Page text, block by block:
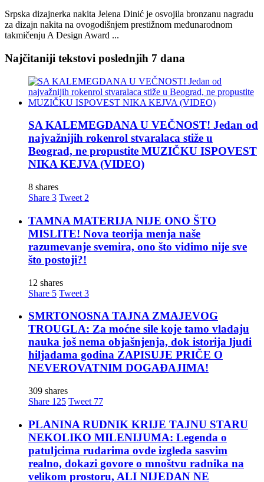
Srpska dizajnerka nakita Jelena Dinić je osvojila bronzanu nagradu
za dizajn nakita na ovogodišnjem prestižnom međunarodnom
takmičenju A Design Award ...
Najčitaniji tekstovi poslednjih 7 dana
SA KALEMEGDANA U VEČNOST! Jedan od
najvažnijih rokenrol stvaralaca stiže u
Beograd, ne propustite MUZIČKU ISPOVEST
NIKA KEJVA (VIDEO)
8 shares
Share 3 Tweet 2
TAMNA MATERIJA NIJE ONO ŠTO
MISLITE! Nova teorija menja naše
razumevanje svemira, ono što vidimo nije sve
što postoji?!
12 shares
Share 5 Tweet 3
SMRTONOSNA TAJNA ZMAJEVOG
TROUGLA: Za moćne sile koje tamo vladaju
nauka još nema objašnjenja, dok istorija ljudi
hiljadama godina ZAPISUJE PRIČE O
NEVEROVATNIM DOGAĐAJIMA!
309 shares
Share 125 Tweet 77
PLANINA RUDNIK KRIJE TAJNU STARU
NEKOLIKO MILENIJUMA: Legenda o
patuljcima rudarima ovde izgleda sasvim
realno, dokazi govore o mnoštvu radnika na
velikom prostoru, ALI NIJEDAN NE